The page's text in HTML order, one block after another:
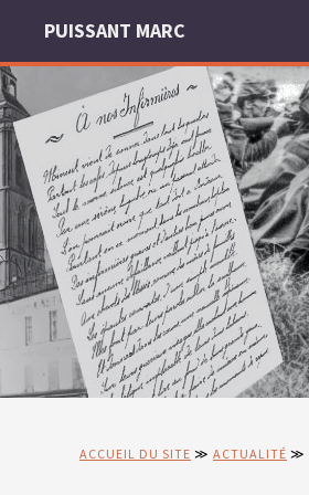
PUISSANT MARC
ACCUEIL DU SITE ≫ ACTUALITÉ ≫